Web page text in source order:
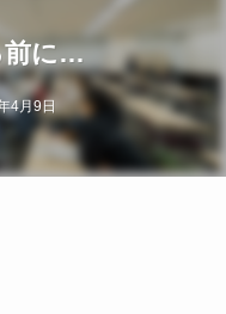
前に…
4月9日